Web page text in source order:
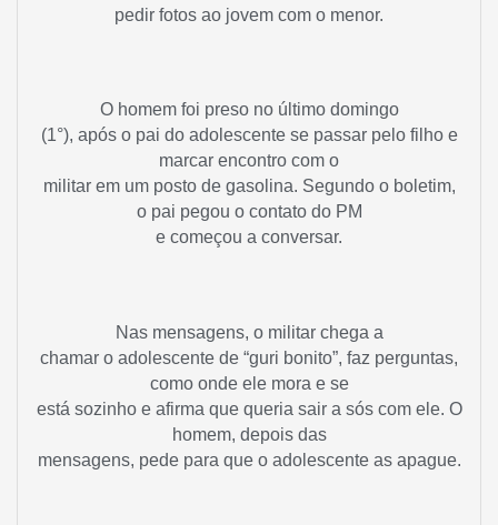
pedir fotos ao jovem com o menor.
O homem foi preso no último domingo
(1°), após o pai do adolescente se passar pelo filho e
marcar encontro com o
militar em um posto de gasolina. Segundo o boletim,
o pai pegou o contato do PM
e começou a conversar.
Nas mensagens, o militar chega a
chamar o adolescente de “guri bonito”, faz perguntas,
como onde ele mora e se
está sozinho e afirma que queria sair a sós com ele. O
homem, depois das
mensagens, pede para que o adolescente as apague.